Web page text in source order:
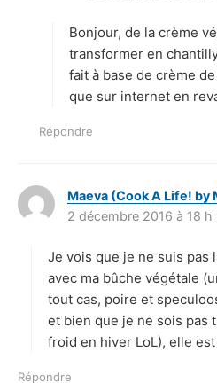
:
Bonjour, de la crème
transformer en
fait à base de crème
que sur internet en
Répondre
Maeva (Cook A Life! by
2 décembre 2016 à 18 h
Je vois que je ne suis pas
avec ma bûche végétale
tout cas, poire et
et bien que je ne sois pas
froid en hiver LoL), elle
Répondre